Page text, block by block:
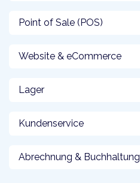
Point of Sale (POS)
Website & eCommerce
Lager
Kundenservice
Abrechnung & Buchhaltung